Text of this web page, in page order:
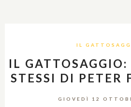
IL
IL GATTOSAGGIO:
STESSI DI PETER
GIOVEDÌ 12